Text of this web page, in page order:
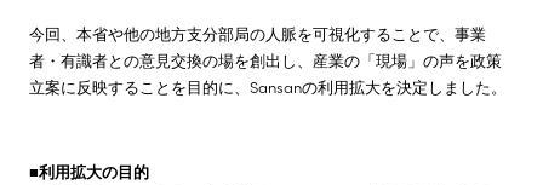
今回、本省や他の地方支分部局の人脈を可視化することで、事業
者・有識者との意見交換の場を創出し、産業の「現場」の声を政策
立案に反映することを目的に、Sansanの利用拡大を決定しました。
■利用拡大の目的